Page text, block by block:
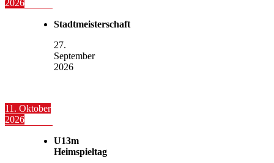
2026
Stadtmeisterschaft
27.
September
2026
11. Oktober
2026
U13m
Heimspieltag